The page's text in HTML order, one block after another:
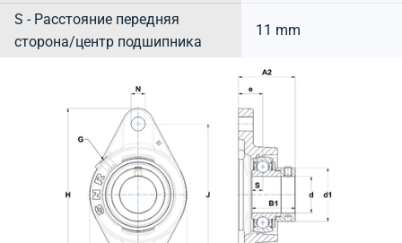
S - Расстояние передняя
сторона/центр подшипника
11 mm